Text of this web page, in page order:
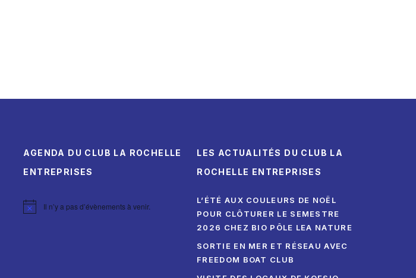
AGENDA DU CLUB LA ROCHELLE
ENTREPRISES
Notice Il n’y a pas d’évènements à venir.
LES ACTUALITÉS DU CLUB LA
ROCHELLE ENTREPRISES
L’ÉTÉ AUX COULEURS DE NOËL
POUR CLÔTURER LE SEMESTRE
2026 CHEZ BIO PÔLE LEA NATURE
SORTIE EN MER ET RÉSEAU AVEC
FREEDOM BOAT CLUB